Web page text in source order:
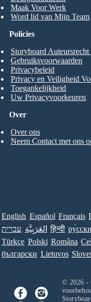
Maak Voor Werk
Word lid van Mijn Team
Over
Over ons
Neem Contact met ons
Policies
Storyboard
Gebruiksvoorwaarden
Privacybeleid
Privacy en Veiligheid
Toegankelijkheid
Uw Privacyvoorkeuren
English Español Français
עברית العَرَبِيَّة हिन्दी
Türkçe Polski Româna
български Lietuvos
© 2026 -